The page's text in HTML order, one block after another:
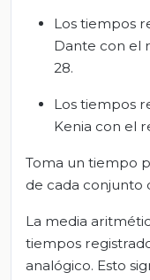
Los tiempos
Dante con el
28.
Los tiempos
Kenia con el
Toma un tiempo
de cada conjunto
La media
tiempos
analógico. Esto